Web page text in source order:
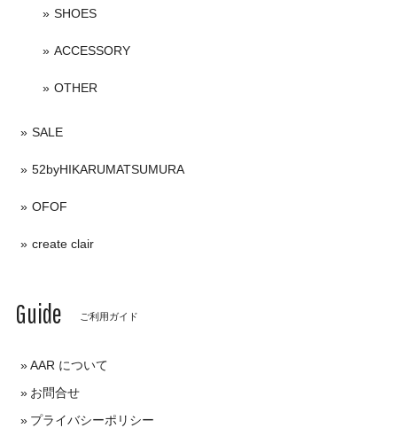
SHOES
ACCESSORY
OTHER
SALE
52byHIKARUMATSUMURA
OFOF
create clair
Guide ご利用ガイド
AAR について
お問合せ
プライバシーポリシー